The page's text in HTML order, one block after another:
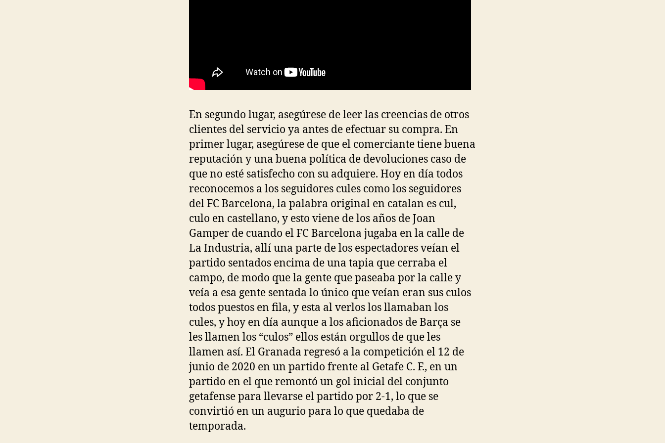
En segundo lugar, asegúrese de leer las creencias de otros
clientes del servicio ya antes de efectuar su compra. En
primer lugar, asegúrese de que el comerciante tiene buena
reputación y una buena política de devoluciones caso de
que no esté satisfecho con su adquiere. Hoy en día todos
reconocemos a los seguidores cules como los seguidores
del FC Barcelona, la palabra original en catalan es cul,
culo en castellano, y esto viene de los años de Joan
Gamper de cuando el FC Barcelona jugaba en la calle de
La Industria, allí una parte de los espectadores veían el
partido sentados encima de una tapia que cerraba el
campo, de modo que la gente que paseaba por la calle y
veía a esa gente sentada lo único que veían eran sus culos
todos puestos en fila, y esta al verlos los llamaban los
cules, y hoy en día aunque a los aficionados de Barça se
les llamen los “culos” ellos están orgullos de que les
llamen así. El Granada regresó a la competición el 12 de
junio de 2020 en un partido frente al Getafe C. F., en un
partido en el que remontó un gol inicial del conjunto
getafense para llevarse el partido por 2-1, lo que se
convirtió en un augurio para lo que quedaba de
temporada.